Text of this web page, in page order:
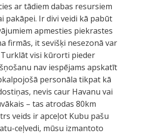
ar tādiem dabas resursiem
Ir divi veidi kā pabūt
apmesties piekrastes
firmās, it sevišķi nesezonā var
visi kūrorti pieder
nav iespējams apskatīt
personāla tikpat kā
nevis caur Havanu vai
– tas atrodas 80km
veids ir apceļot Kubu pašu
ceļvedi, mūsu izmantoto